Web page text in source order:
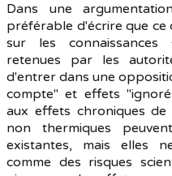
Dans une
préférable d'écrire que
sur les connaissances
retenues par les
d'entrer dans une
compte" et effets
aux effets chroniques
non thermiques
existantes, mais elles
comme des risques